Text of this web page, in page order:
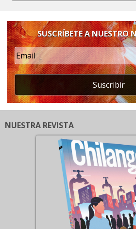
SUSCRÍBETE A NUESTRO
Suscribir
NUESTRA REVISTA